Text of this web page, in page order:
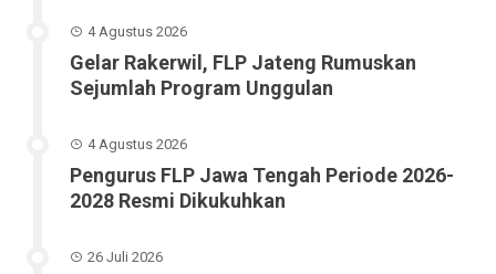
4 Agustus 2026
Gelar Rakerwil, FLP Jateng Rumuskan
Sejumlah Program Unggulan
4 Agustus 2026
Pengurus FLP Jawa Tengah Periode 2026-
2028 Resmi Dikukuhkan
26 Juli 2026